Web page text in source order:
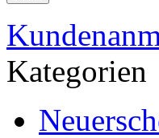
Kategorien